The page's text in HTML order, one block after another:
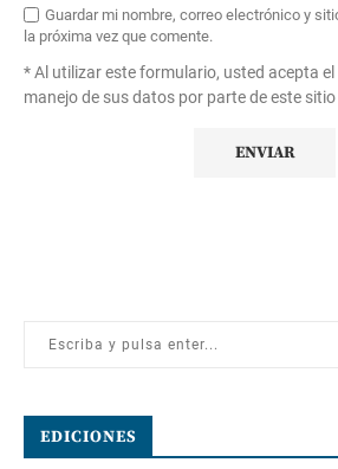
Guardar mi nombre, correo electrónico y
la próxima vez que comente.
* Al utilizar este formulario, usted acepta el
manejo de sus datos por parte de este sitio
EDICIONES